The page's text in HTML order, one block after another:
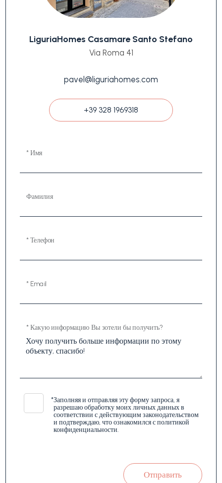
LiguriaHomes Casamare Santo Stefano
Via Roma 41
pavel@liguriahomes.com
+39 328 1969318
* Имя
Фамилия
* Телефон
* Email
* Какую информацию Вы зотели бы получить?
*Заполняя и отправляя эту форму запроса, я
разрешаю обработку моих личных данных в
соответствии с действующим законодательством
и подтверждаю, что ознакомился с политикой
конфиденциальности.
Отправить